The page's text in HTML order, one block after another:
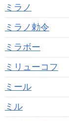
ミラノ
ミラノ勅令
ミラボー
ミリューコフ
ミール
ミル